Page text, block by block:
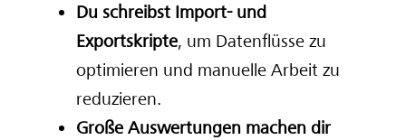
Du schreibst Import- und
Exportskripte, um Datenflüsse zu
optimieren und manuelle Arbeit zu
reduzieren.
Große Auswertungen machen dir